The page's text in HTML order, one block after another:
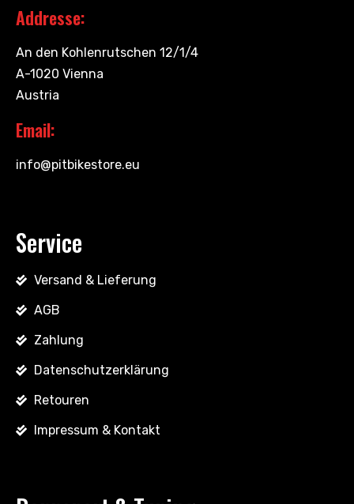
Addresse:
An den Kohlenrutschen 12/1/4
A-1020 Vienna
Austria
Email:
info@pitbikestore.eu
Service
Versand & Lieferung
AGB
Zahlung
Datenschutzerklärung
Retouren
Impressum & Kontakt